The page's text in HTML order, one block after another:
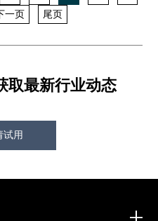
一页 尾页
取最新行业动态
试用